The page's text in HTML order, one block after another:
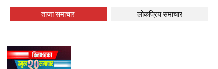
ताजा समाचार लोकप्रिय समाचार